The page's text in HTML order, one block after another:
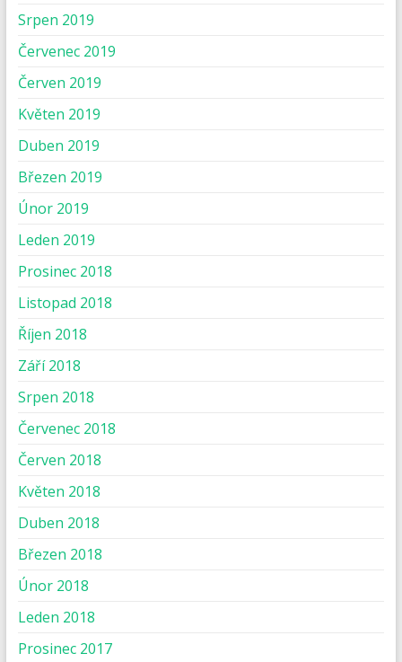
Srpen 2019
Červenec 2019
Červen 2019
Květen 2019
Duben 2019
Březen 2019
Únor 2019
Leden 2019
Prosinec 2018
Listopad 2018
Říjen 2018
Září 2018
Srpen 2018
Červenec 2018
Červen 2018
Květen 2018
Duben 2018
Březen 2018
Únor 2018
Leden 2018
Prosinec 2017